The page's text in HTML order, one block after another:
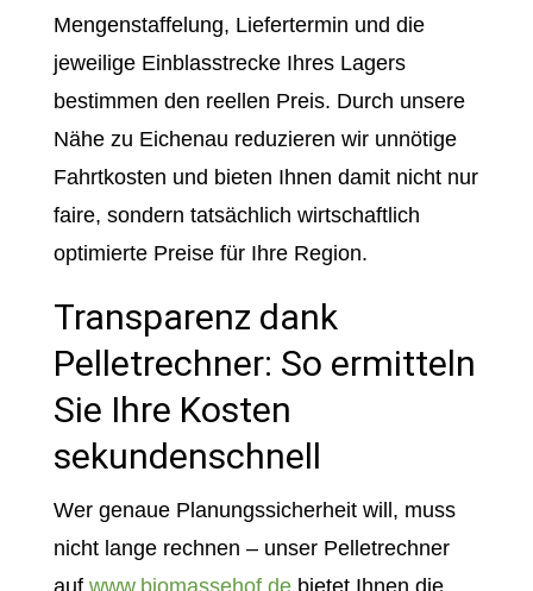
Mengenstaffelung, Liefertermin und die
jeweilige Einblasstrecke Ihres Lagers
bestimmen den reellen Preis. Durch unsere
Nähe zu Eichenau reduzieren wir unnötige
Fahrtkosten und bieten Ihnen damit nicht nur
faire, sondern tatsächlich wirtschaftlich
optimierte Preise für Ihre Region.
Transparenz dank
Pelletrechner: So ermitteln
Sie Ihre Kosten
sekundenschnell
Wer genaue Planungssicherheit will, muss
nicht lange rechnen – unser Pelletrechner
auf www.biomassehof.debietet Ihnen die